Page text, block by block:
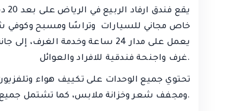
خاص مجاني للسيارات وتراسًا ومسبح وكوفي
يعمل على مدار 24 ساعة وخدمة
غرف واجنحة فندقية للافراد والعوائل.
تحتوي جميع الوحدات على تكييف هواء
ومجفف شعر وخزانة ملابس، كما تشتمل جميع الغرف في الفندق على حمام خاص مزود بلوازم استحمام مجانية.